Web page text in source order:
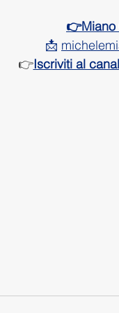
👉Miano
📩
👉Iscriviti al